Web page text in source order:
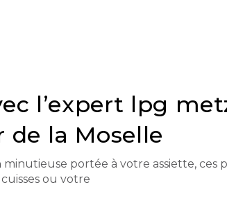
l’expert lpg
de la Moselle
portée à votre assiette, ces
ou votre